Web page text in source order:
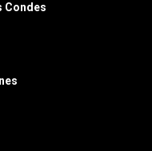
Condes